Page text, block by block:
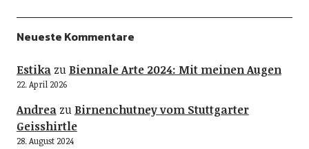
Neueste Kommentare
Estikazu Biennale Arte 2024: Mit meinen Augen
22. April 2026
Andreazu Birnenchutney vom Stuttgarter
Geisshirtle
28. August 2024